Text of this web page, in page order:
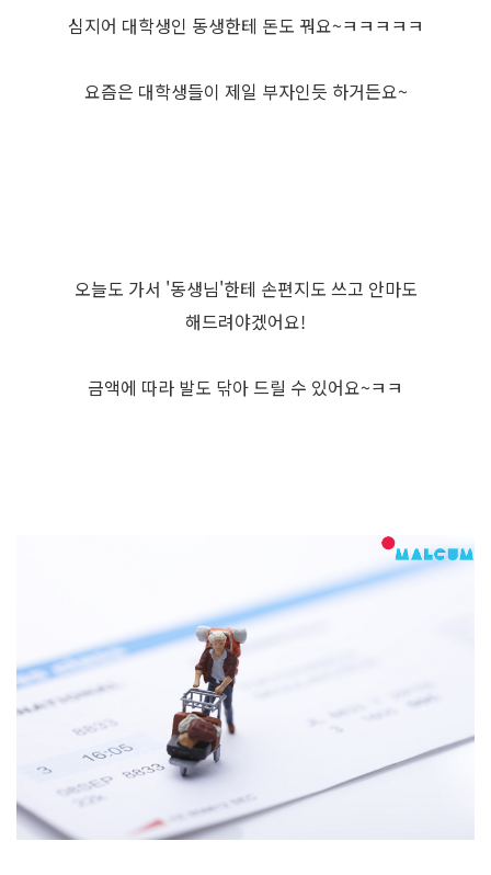
심지어 대학생인 동생한테 돈도 꿔요~ㅋㅋㅋㅋㅋ
요즘은 대학생들이 제일 부자인듯 하거든요~
오늘도 가서 '동생님'한테 손편지도 쓰고 안마도
해드려야겠어요!
금액에 따라 발도 닦아 드릴 수 있어요~ㅋㅋ